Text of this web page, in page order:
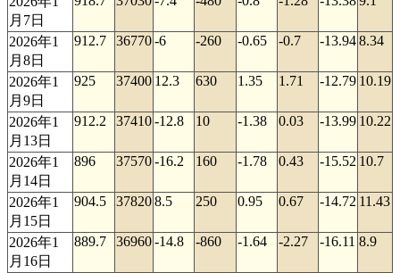
月7日
2026年1
月8日
912.7 36770-6 -260 -0.65 -0.7 -13.948.34
2026年1
月9日
925 37400 12.3 630 1.35 1.71 -12.79 10.19
2026年1
月13日
912.2 37410-12.8 10 -1.38 0.03 -13.99 10.22
2026年1
月14日
896 37570-16.2 160 -1.78 0.43 -15.52 10.7
2026年1
月15日
904.5 378208.5 250 0.95 0.67 -14.72 11.43
2026年1
月16日
889.7 36960-14.8 -860 -1.64 -2.27 -16.11 8.9